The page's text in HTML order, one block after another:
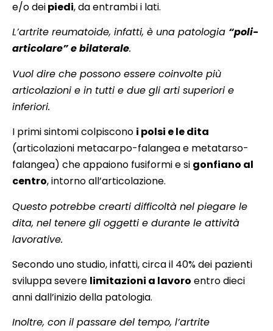
e/o deipiedi, da entrambi i lati.
L’artrite reumatoide, infatti, è una patologia “poli-
articolare” e bilaterale.
Vuol dire che possono essere coinvolte più
articolazioni e in tutti e due gli arti superiori e
inferiori.
I primi sintomi colpiscono i polsi e le dita
(articolazioni metacarpo-falangea e metatarso-
falangea) che appaiono fusiformi e si gonfiano al
centro, intorno all’articolazione.
Questo potrebbe crearti difficoltà nel piegare le
dita, nel tenere gli oggetti e durante le attività
lavorative.
Secondo uno studio, infatti, circa il 40% dei pazienti
sviluppa severe limitazioni a lavoro entro dieci
anni dall’inizio della patologia.
Inoltre, con il passare del tempo, l’artrite